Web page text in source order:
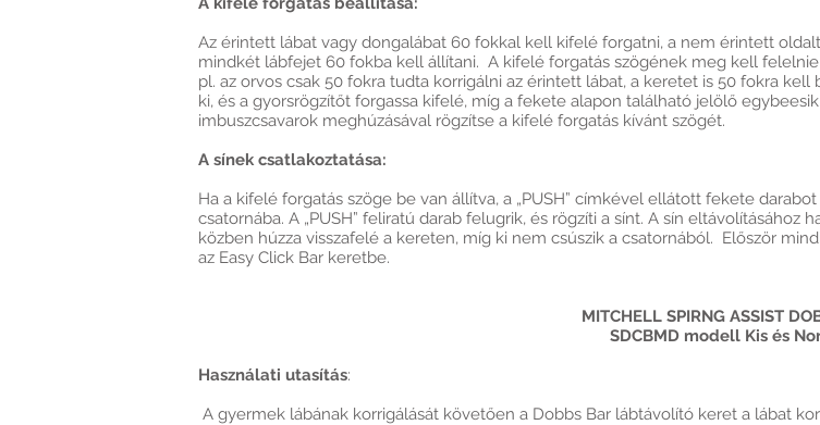
Az érintett lábat vagy dongalábat 60 fokkal kell kifelé forgatni, a nem érintett
mindkét lábfejet 60 fokba kell állítani. A kifelé forgatás szögének meg kell
pl. az orvos csak 50 fokra tudta korrigálni az érintett lábat, a keretet is 50 fokra
ki, és a gyorsrögzítőt forgassa kifelé, míg a fekete alapon található jelölő
imbuszcsavarok meghúzásával rögzítse a kifelé forgatás kívánt szögét.
A sínek csatlakoztatása:
Ha a kifelé forgatás szöge be van állítva, a „PUSH” címkével ellátott fekete
csatornába. A „PUSH” feliratú darab felugrik, és rögzíti a sínt. A sín eltávolításához
közben húzza visszafelé a kereten, míg ki nem csúszik a csatornából. Először
az Easy Click Bar keretbe.
MITCHELL SPIRNG ASSIST
SDCBMD modell Kis és
Használati utasítás:
A gyermek lábának korrigálását követően a Dobbs Bar lábtávolító keret a lábat